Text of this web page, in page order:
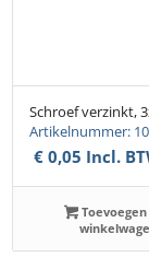
Schroef verzinkt,
Artikelnummer:
€ 0,05 Incl.
Toevoegen